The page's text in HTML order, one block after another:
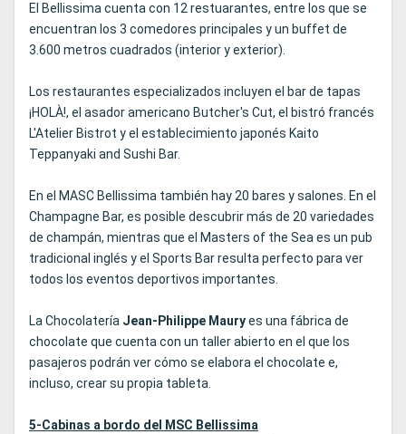
El Bellissima cuenta con 12 restuarantes, entre los que se
encuentran los 3 comedores principales y un buffet de
3.600 metros cuadrados (interior y exterior).
Los restaurantes especializados incluyen el bar de tapas
¡HOLÀ!, el asador americano Butcher's Cut, el bistró francés
L'Atelier Bistrot y el establecimiento japonés Kaito
Teppanyaki and Sushi Bar.
En el MASC Bellissima también hay 20 bares y salones. En el
Champagne Bar, es posible descubrir más de 20 variedades
de champán, mientras que el Masters of the Sea es un pub
tradicional inglés y el Sports Bar resulta perfecto para ver
todos los eventos deportivos importantes.
La Chocolatería Jean-Philippe Mauryes una fábrica de
chocolate que cuenta con un taller abierto en el que los
pasajeros podrán ver cómo se elabora el chocolate e,
incluso, crear su propia tableta.
5-Cabinas a bordo del MSC Bellissima